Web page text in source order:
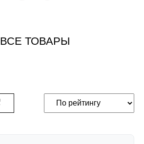
ВСЕ ТОВАРЫ